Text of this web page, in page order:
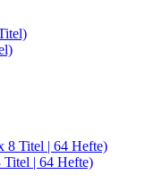
Titel | 64 Hefte)